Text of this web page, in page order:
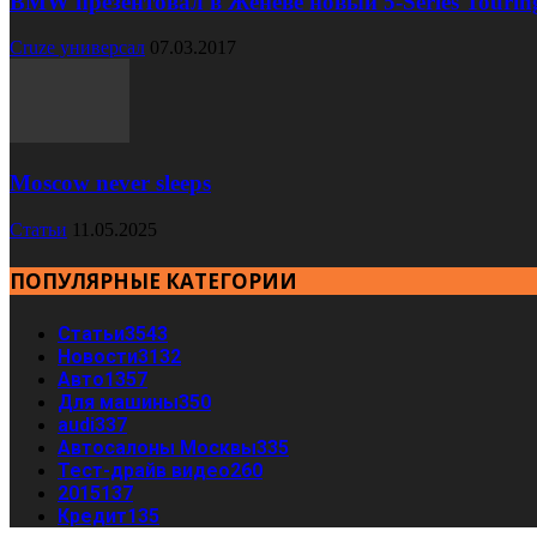
Cruze универсал 07.03.2017
Moscow never sleeps
Статьи 11.05.2025
ПОПУЛЯРНЫЕ КАТЕГОРИИ
Статьи3543
Новости3132
Авто1357
Для машины350
audi337
Автосалоны Москвы335
Тест-драйв видео260
2015137
Кредит135